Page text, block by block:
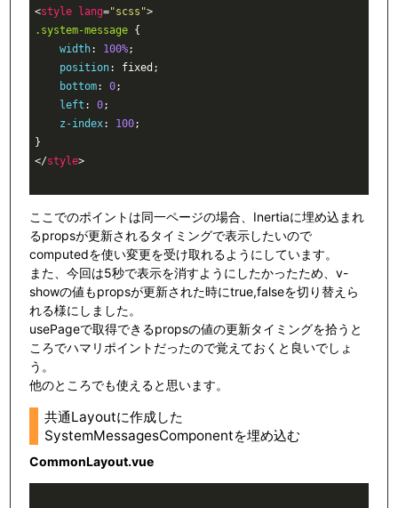
<style lang="scss">
.system-message {
width: 100%;
position: fixed;
bottom: 0;
left : 0;
z-index: 100;
</style>
ここでのポイントは同一ページの場合、Inertiaに埋め込まれ
るpropsが更新されるタイミングで表示したいので
computedを使い変更を受け取れるようにしています。
また、今回は5秒で表示を消すようにしたかったため、v-
showの値もpropsが更新された時にtrue,falseを切り替えら
れる様にしました。
usePageで取得できるpropsの値の更新タイミングを拾うと
ころでハマリポイントだったので覚えておくと良いでしょ
う。
他のところでも使えると思います。
共通Layoutに作成した
SystemMessagesComponentを埋め込む
CommonLayout.vue